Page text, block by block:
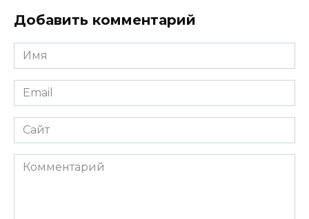
Добавить комментарий
Имя
Email
Сайт
Комментарий